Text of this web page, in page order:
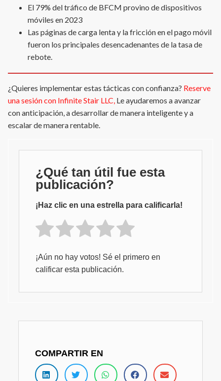
El 79% del tráfico de BFCM provino de dispositivos
móviles en 2023
Las páginas de carga lenta y la fricción en el pago móvil
fueron los principales desencadenantes de la tasa de
rebote.
¿Quieres implementar estas tácticas con confianza? Reserve
una sesión con Infinite Stair LLC, Le ayudaremos a avanzar
con anticipación, a desarrollar de manera inteligente y a
escalar de manera rentable.
¿Qué tan útil fue esta
publicación?
¡Haz clic en una estrella para calificarla!
¡Aún no hay votos! Sé el primero en
calificar esta publicación.
COMPARTIR EN